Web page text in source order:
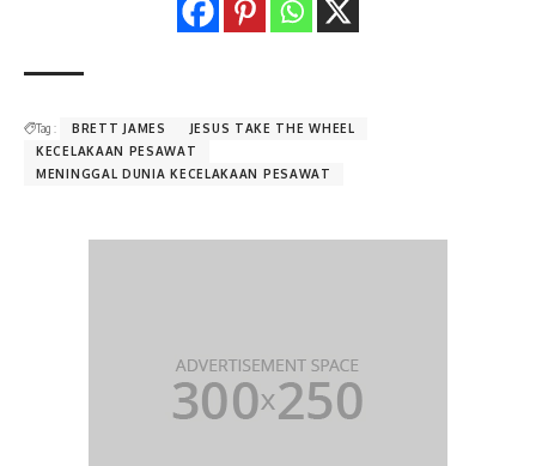
Tag : BRETT JAMES
JESUS TAKE THE WHEEL
KECELAKAAN PESAWAT
MENINGGAL DUNIA KECELAKAAN PESAWAT